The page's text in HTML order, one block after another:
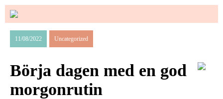
11/08/2022 Uncategorized
Börja dagen med en god
morgonrutin